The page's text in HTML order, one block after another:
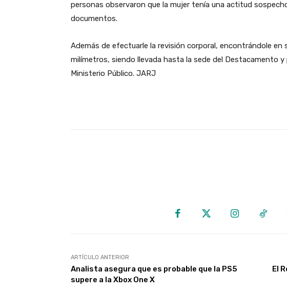
personas observaron que la mujer tenía una actitud
documentos.
Además de efectuarle la revisión corporal, encontrándole en
milímetros, siendo llevada hasta la sede del Destacamento
Ministerio Público. JARJ
ARTÍCULO ANTERIOR
Analista asegura que es probable que la PS5
supere a la Xbox One X
El